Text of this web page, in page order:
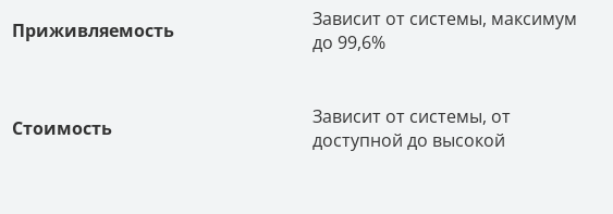
Приживляемость
Зависит от системы, максимум
до 99,6%
Стоимость
Зависит от системы, от
доступной до высокой